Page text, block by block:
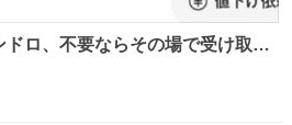
ロ、不要ならその場で受け取り
い